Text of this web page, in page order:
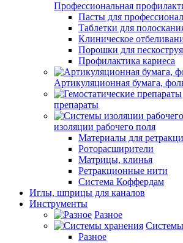
Профессиональная
Пасты для
Таблетки для
Клиническое
Порошки для пескоструя
Профилактика кариеса
Артикуляционная бумага,
препараты
изоляции рабочего поля
Материалы для
Роторасширители
Матрицы, клинья
Ретракционные нити
Система Коффердам
Иглы, шприцы для каналов
Инструменты
Разное
Разное